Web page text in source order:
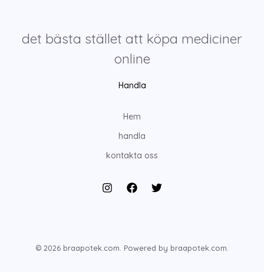
det bästa stället att köpa mediciner
online
Handla
Hem
handla
kontakta oss
© 2026 braapotek.com. Powered by braapotek.com.